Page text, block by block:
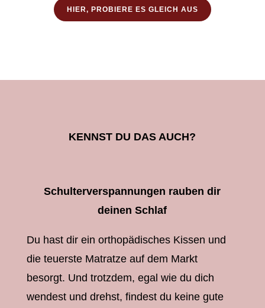
HIER, PROBIERE ES GLEICH AUS
KENNST DU DAS AUCH?
Schulterverspannungen rauben dir
deinen Schlaf
Du hast dir ein orthopädisches Kissen und
die teuerste Matratze auf dem Markt
besorgt. Und trotzdem, egal wie du dich
wendest und drehst, findest du keine gute